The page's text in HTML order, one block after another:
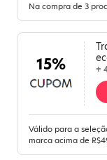
Na compra de 3
15%
+
Válido para a
marca acima de